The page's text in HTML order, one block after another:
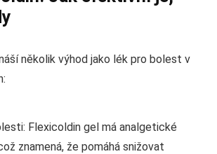
několik výhod jako lék pro bolest v
Flexicoldin gel má analgetické
znamená, že pomáhá snižovat